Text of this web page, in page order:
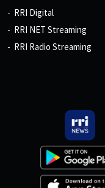
RRI Digital
RRI NET Streaming
RRI Radio Streaming